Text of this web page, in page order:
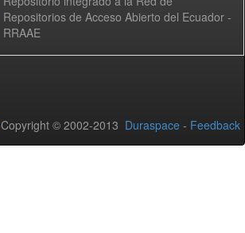
Repositorios de Acceso Abierto del Ecuador -
RRAAE
Copyright © 2002-2013 Duraspace - Feedback